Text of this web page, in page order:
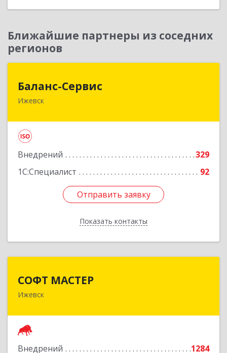
Назад
Ближайшие партнеры из соседних
регионов
Баланс-Сервис
Ижевск
Внедрений
329
1С:Специалист
92
Отправить заявку
Показать контакты
Отправить заявку
Назад
СОФТ МАСТЕР
Ижевск
Внедрений
1284
426008, Удмуртская Респ, Ижевск г, Кирова ул,